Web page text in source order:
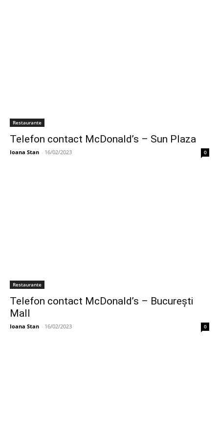
Restaurante
Telefon contact McDonald’s – Sun Plaza
Ioana Stan - 16/02/2023 0
Restaurante
Telefon contact McDonald’s – București
Mall
Ioana Stan - 16/02/2023 0